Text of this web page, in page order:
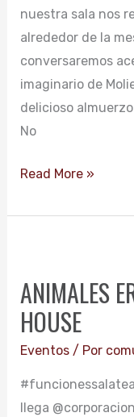
nuestra sala nos
alrededor de la
conversaremos
imaginario de
delicioso
No
Read More »
ANIMALES
HOUSE
Eventos/ Por
llega
BALLET
HOUSE